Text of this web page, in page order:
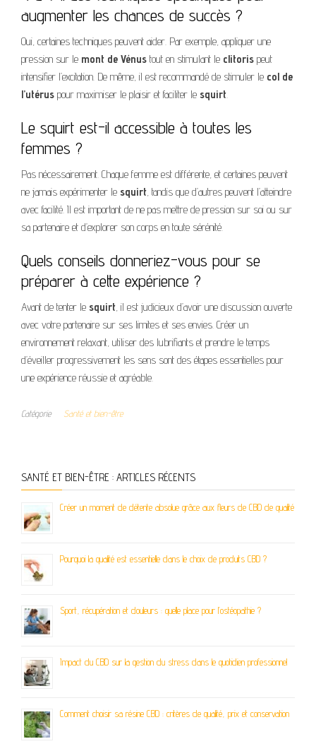
augmenter les chances de succès ?
Oui, certaines techniques peuvent aider. Par exemple, appliquer une
pression sur le mont de Vénus tout en stimulant le clitoris peut
intensifier l’excitation. De même, il est recommandé de stimuler le col de
l’utérus pour maximiser le plaisir et faciliter le squirt.
Le squirt est-il accessible à toutes les
femmes ?
Pas nécessairement. Chaque femme est différente, et certaines peuvent
ne jamais expérimenter le squirt, tandis que d’autres peuvent l’atteindre
avec facilité. Il est important de ne pas mettre de pression sur soi ou sur
sa partenaire et d’explorer son corps en toute sérénité.
Quels conseils donneriez-vous pour se
préparer à cette expérience ?
Avant de tenter le squirt, il est judicieux d’avoir une discussion ouverte
avec votre partenaire sur ses limites et ses envies. Créer un
environnement relaxant, utiliser des lubrifiants et prendre le temps
d’éveiller progressivement les sens sont des étapes essentielles pour
une expérience réussie et agréable.
Catégorie Santé et bien-être
SANTÉ ET BIEN-ÊTRE : ARTICLES RÉCENTS
Créer un moment de détente absolue grâce aux fleurs de CBD de qualité
Pourquoi la qualité est essentielle dans le choix de produits CBD ?
Sport, récupération et douleurs : quelle place pour l’ostéopathie ?
Impact du CBD sur la gestion du stress dans le quotidien professionnel
Comment choisir sa résine CBD : critères de qualité, prix et conservation